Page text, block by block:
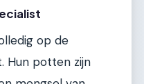
op de
Hun potten zijn